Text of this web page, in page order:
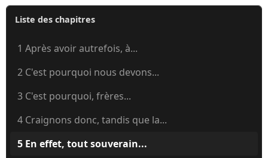
Liste des chapitres
1 Après avoir autrefois, à...
2 C'est pourquoi nous devons...
3 C'est pourquoi, frères...
4 Craignons donc, tandis que la...
5 En effet, tout souverain...